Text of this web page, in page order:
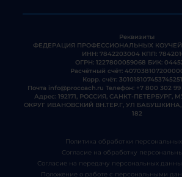
Реквизиты
ФЕДЕРАЦИЯ ПРОФЕССИОНАЛЬНЫХ
ИНН: 7842203004 КПП:
ОГРН: 1227800059068 БИК:
Расчётный счёт:
Корр. счёт:
Почта info@procoach.ru Телефон: +7 800 302 99
Адрес: 192171, РОССИЯ, САНКТ-
ОКРУГ ИВАНОВСКИЙ ВН.ТЕР.Г, УЛ БАБУШКИНА,
182
Политика обработки
Согласие на обработку
Согласие на передачу персональных
Положение о работе с персональными